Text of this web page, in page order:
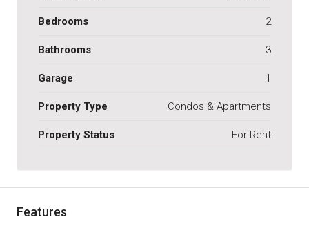
Bedrooms 2
Bathrooms 3
Garage 1
Property Type Condos & Apartments
Property Status For Rent
Features